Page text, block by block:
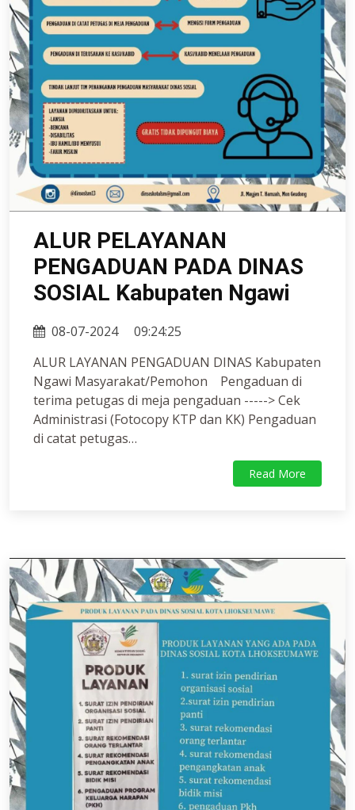
ALUR PELAYANAN
PENGADUAN PADA DINAS
SOSIAL Kabupaten Ngawi
08-07-2024
09:24:25
ALUR LAYANAN PENGADUAN DINAS Kabupaten
Ngawi Masyarakat/Pemohon Pengaduan di
terima petugas di meja pengaduan -----> Cek
Administrasi (Fotocopy KTP dan KK) Pengaduan
di catat petugas…
Read More